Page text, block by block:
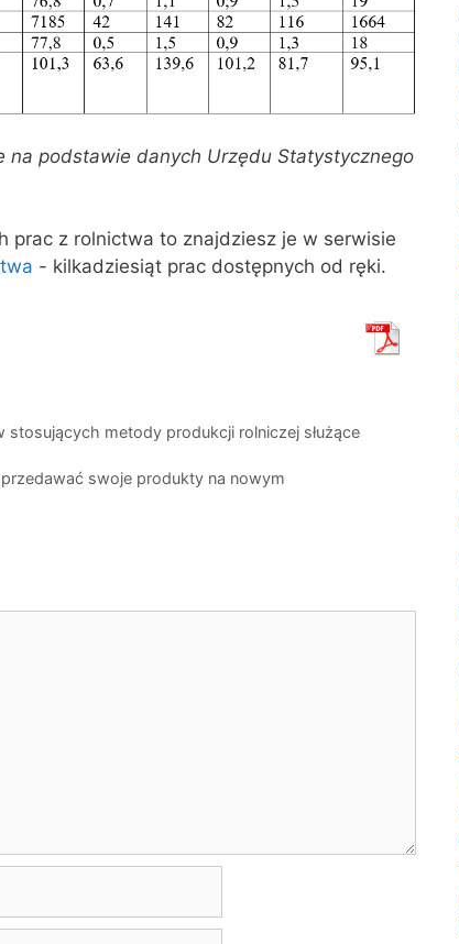
na podstawie danych Urzędu Statystycznego
prac z rolnictwa to znajdziesz je w serwisie
- kilkadziesiąt prac dostępnych od ręki.
stosujących metody produkcji rolniczej służące
swoje produkty na nowym